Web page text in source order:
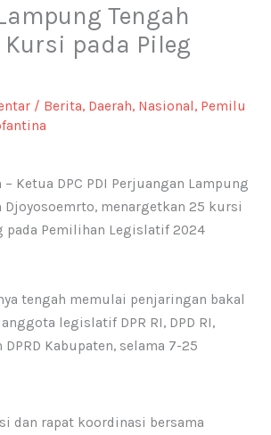
Tengah
pada Pileg
/ Berita, Daerah, Nasional, Pemilu
– Ketua DPC PDI Perjuangan Lampung
Djoyosoemrto, menargetkan 25 kursi
pada Pemilihan Legislatif 2024
tengah memulai penjaringan bakal
legislatif DPR RI, DPD RI,
DPRD Kabupaten, selama 7-25
dan rapat koordinasi bersama